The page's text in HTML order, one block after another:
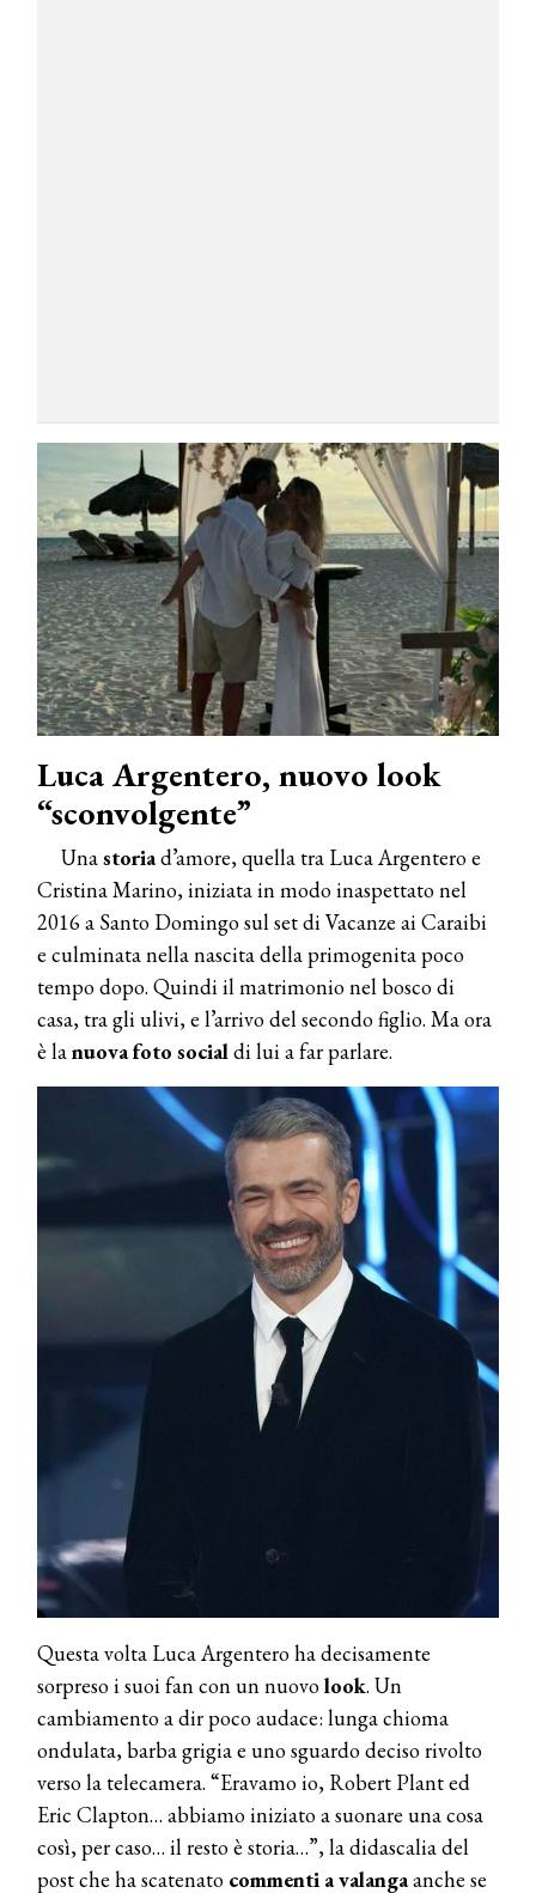
Luca Argentero, nuovo look
“sconvolgente”
Unastoriad’amore, quella tra Luca Argentero e
Cristina Marino, iniziata in modo inaspettato nel
2016 a Santo Domingo sul set di Vacanze ai Caraibi
e culminata nella nascita della primogenita poco
tempo dopo. Quindi il matrimonio nel bosco di
casa, tra gli ulivi, e l’arrivo del secondo figlio. Ma ora
è lanuova foto socialdi lui a far parlare.
Questa volta Luca Argentero ha decisamente
sorpreso i suoi fan con un nuovolook. Un
cambiamento a dir poco audace: lunga chioma
ondulata, barba grigia e uno sguardo deciso rivolto
verso la telecamera. “Eravamo io, Robert Plant ed
Eric Clapton… abbiamo iniziato a suonare una cosa
così, per caso… il resto è storia…”, la didascalia del
post che ha scatenato commenti a valangaanche se